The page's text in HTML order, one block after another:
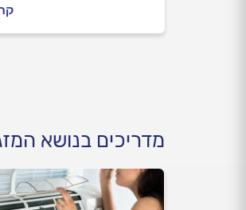
לכם מה כדאי לעשות לפני
שמזמינים טכנאי מזגנים
מדריכים בנושא